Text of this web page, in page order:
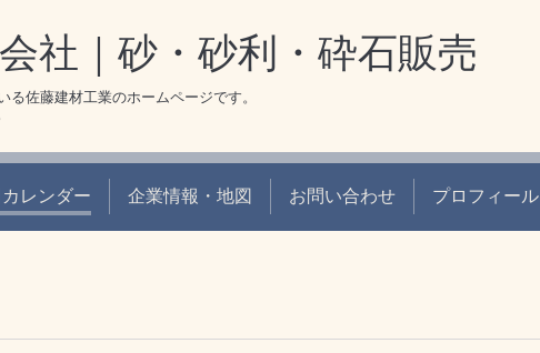
社｜砂・砂利・砕石販売
佐藤建材工業のホームページです。
レンダー 企業情報・地図 お問い合わせ プロフィール